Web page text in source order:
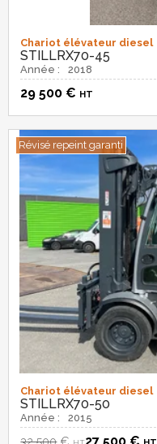
Chariot élévateur diesel
STILLRX70-45
Année : 2018
29 500 € HT
Révisé repeint garanti
Chariot élévateur diesel
STILLRX70-50
Année : 2015
32 500 €